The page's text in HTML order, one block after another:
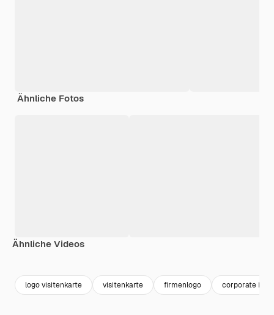
Ähnliche Fotos
Ähnliche Videos
logo visitenkarte visitenkarte firmenlogo corporate